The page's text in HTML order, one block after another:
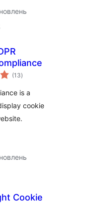
(13загальний
рейтинг
)
is a
cookie
Cookie